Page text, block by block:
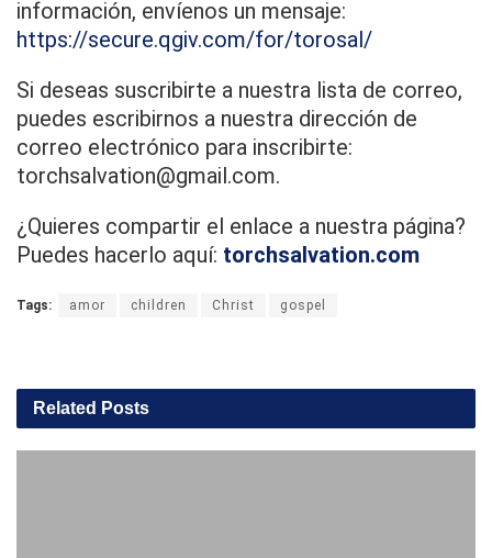
información, envíenos un mensaje:
https://secure.qgiv.com/for/torosal/
Si deseas suscribirte a nuestra lista de correo,
puedes escribirnos a nuestra dirección de
correo electrónico para inscribirte:
torchsalvation@gmail.com.
¿Quieres compartir el enlace a nuestra página?
Puedes hacerlo aquí: torchsalvation.com
Tags: amor children Christ gospel
Related Posts